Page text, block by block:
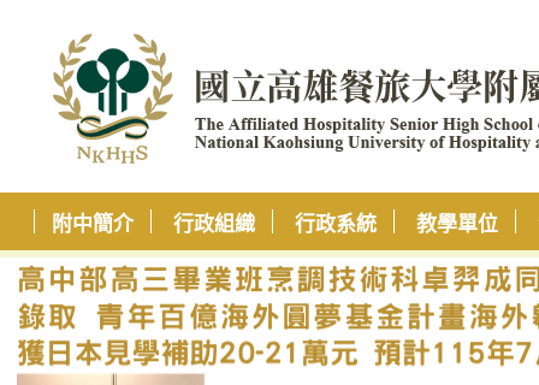
附中簡介 行政組織 行政系統 教學單位